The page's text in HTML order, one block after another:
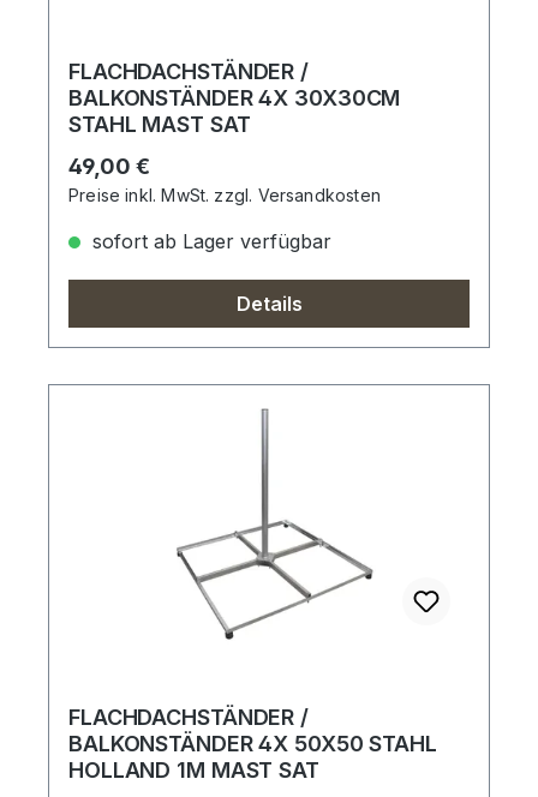
FLACHDACHSTÄNDER /
BALKONSTÄNDER 4X 30X30CM
STAHL MAST SAT
Regulärer Preis:
49,00 €
Preise inkl. MwSt. zzgl. Versandkosten
sofort ab Lager verfügbar
Details
FLACHDACHSTÄNDER /
BALKONSTÄNDER 4X 50X50 STAHL
HOLLAND 1M MAST SAT